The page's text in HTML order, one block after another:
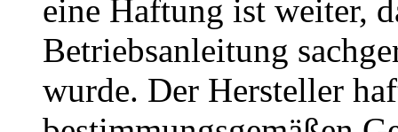
eine Haftung ist weiter,
Betriebsanleitung
wurde. Der Hersteller